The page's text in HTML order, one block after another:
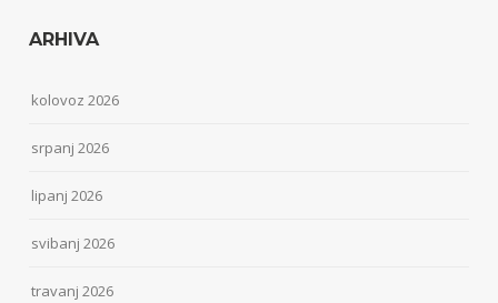
ARHIVA
kolovoz 2026
srpanj 2026
lipanj 2026
svibanj 2026
travanj 2026